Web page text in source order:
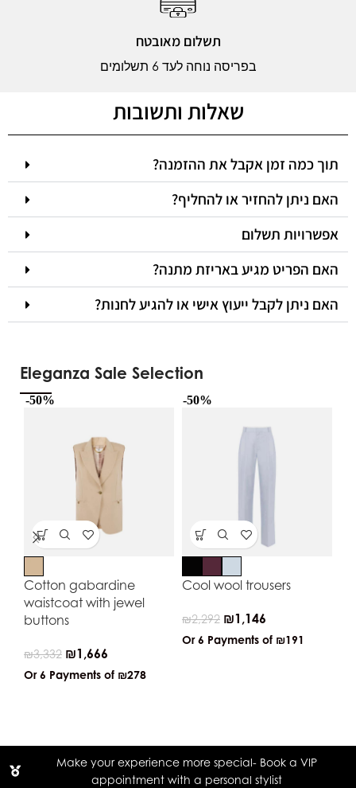
תשלום מאובטח
בפריסה נוחה לעד 6 תשלומים
שאלות ותשובות
תוך כמה זמן אקבל את ההזמנה?
האם ניתן להחזיר או להחליף?
אפשרויות תשלום
האם הפריט מגיע באריזת מתנה?
האם ניתן לקבל ייעוץ אישי או להגיע לחנות?
Eleganza Sale Selection
-50%
Cotton gabardine
waistcoat with jewel
buttons
₪3,332 ₪1,666
Or 6 Payments of ₪278
-50%
Cool wool trousers
₪2,292 ₪1,146
Or 6 Payments of ₪191
Make your experience more special- Book a VIP
appointment with a personal stylist